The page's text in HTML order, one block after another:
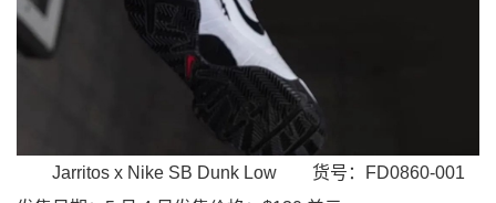
Jarritos x Nike SB Dunk Low
货号：FD0860-001